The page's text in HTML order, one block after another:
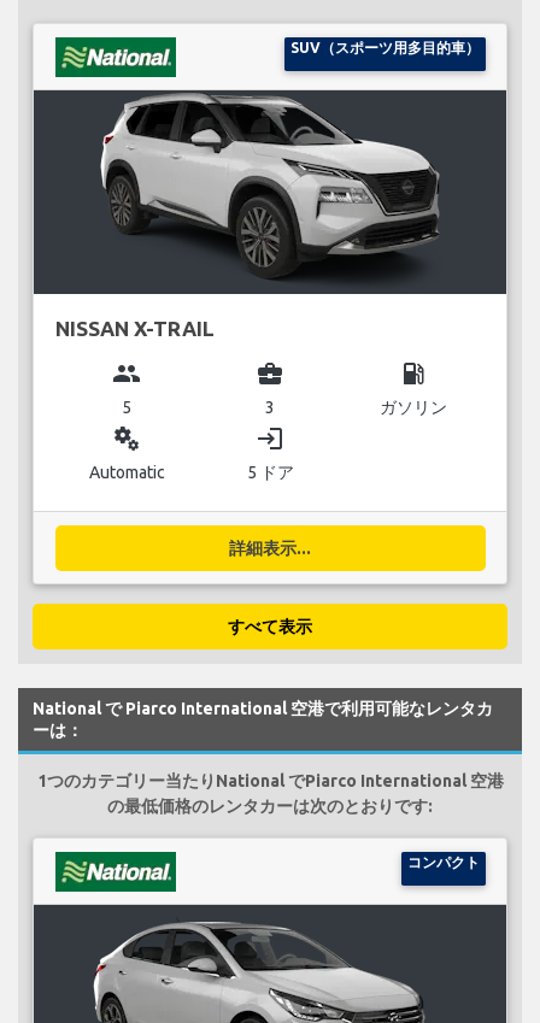
SUV（スポーツ用多目的車）
NISSAN X-TRAIL
group
5
business_center
3
local_gas_station
ガソリン
miscellaneous_services
Automatic
login
5 ドア
詳細表示...
すべて表示
National で Piarco International 空港で利用可能なレンタカ
ーは：
1つのカテゴリー当たりNational でPiarco International 空港
の最低価格のレンタカーは次のとおりです:
コンパクト